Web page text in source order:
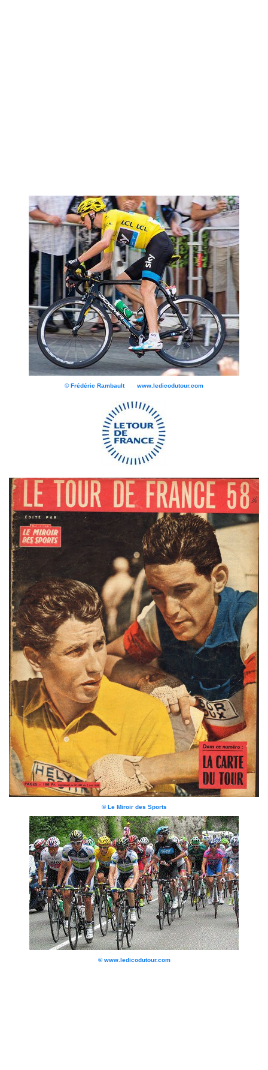
© Frédéric Rambault www.ledicodutour.com
© Le Miroir des Sports
© www.ledicodutour.com